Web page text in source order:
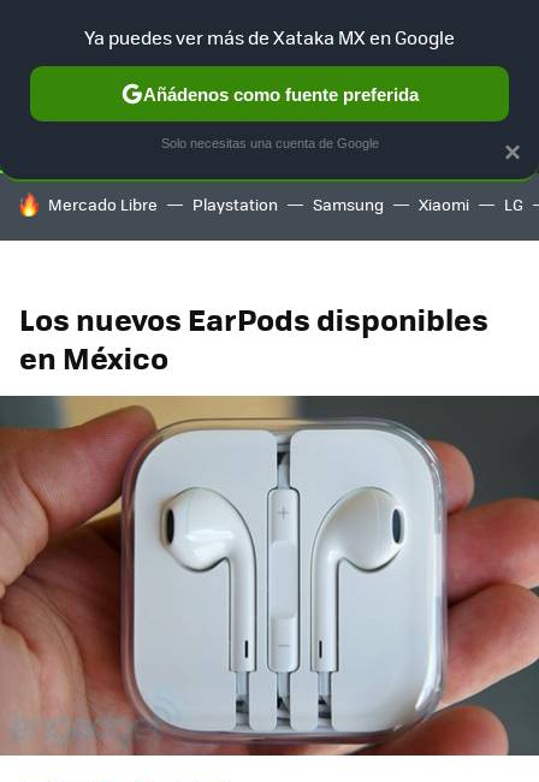
SELECCIÓN GAMING HOME AUTO TERRITORIO
HOY SE HABLA DE
Mercado Libre Playstation Samsung Xiaomi LG
Los nuevos EarPods disponibles
en México
×
Ya puedes ver más de Xataka MX en Google
Añádenos como fuente preferida
Solo necesitas una cuenta de Google